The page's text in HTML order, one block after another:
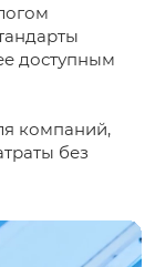
доступным
компаний,
без